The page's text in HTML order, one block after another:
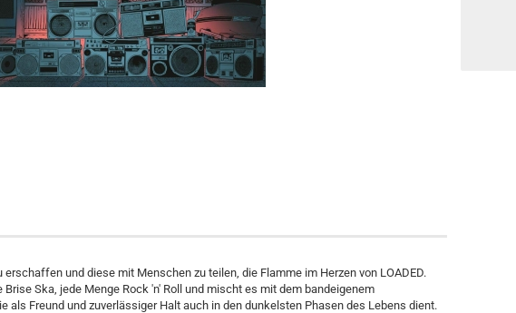
und diese mit Menschen zu teilen, die Flamme im Herzen von LOADED.
Ska, jede Menge Rock 'n' Roll und mischt es mit dem bandeigenem
als Freund und zuverlässiger Halt auch in den dunkelsten Phasen des Lebens dient.